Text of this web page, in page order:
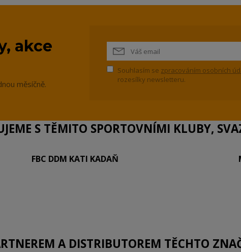
akce
měsíčně.
Souhlasím se zpracováním osobních
rozesílky newsletteru.
S TĚMITO SPORTOVNÍMI KLUBY,
FBC DDM KATI KADAŇ
A DISTRIBUTOREM TĚCHTO